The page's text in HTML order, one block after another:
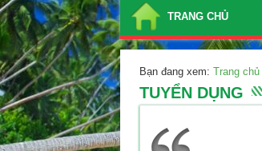
TRANG CHỦ
Bạn đang xem: Trang chủ
TUYỂN DỤNG